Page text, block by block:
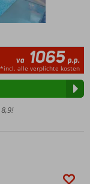
va 1065 p.p.
*incl. alle verplichte kosten